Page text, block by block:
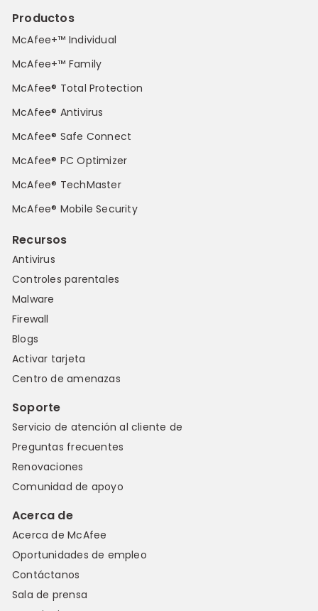
Productos
McAfee+™ Individual
McAfee+™ Family
McAfee® Total Protection
McAfee® Antivirus
McAfee® Safe Connect
McAfee® PC Optimizer
McAfee® TechMaster
McAfee® Mobile Security
Recursos
Antivirus
Controles parentales
Malware
Firewall
Blogs
Activar tarjeta
Centro de amenazas
Soporte
Servicio de atención al cliente de
Preguntas frecuentes
Renovaciones
Comunidad de apoyo
Acerca de
Acerca de McAfee
Oportunidades de empleo
Contáctanos
Sala de prensa